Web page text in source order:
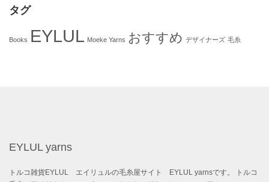
タグ
Books EYLUL Moeke Yarns おすすめ デザイナーズ 毛糸
EYLUL yarns
トルコ雑貨EYLUL エイリュルの毛糸屋サイト EYLUL yarnsです。 トルコ